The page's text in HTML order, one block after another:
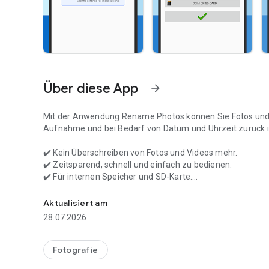
Über diese App arrow_forward
Mit der Anwendung Rename Photos können Sie Fotos
Aufnahme und bei Bedarf von Datum und Uhrzeit zurück
✔️ Kein Überschreiben von Fotos und Videos mehr.
✔️ Zeitsparend, schnell und einfach zu bedienen.
✔️ Für internen Speicher und SD-Karte.
Tolle Anwendung für alle. Mit dem
Reihenfolge des Erfassungdatums, selbst wenn eine
Auch wenn Fotos und Videos aus einer anderen Quelle
Aktualisiert am
28.07.2026
Fotografie